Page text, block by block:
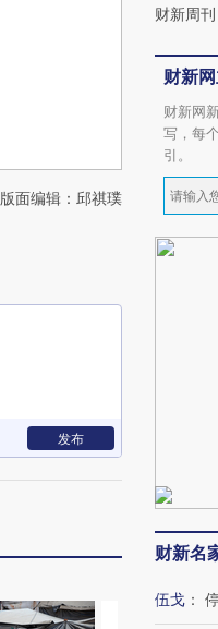
版面编辑：邱祺璞
发布
财新周刊
财新
财新网
写，每
引。
财新名
伍戈 ：